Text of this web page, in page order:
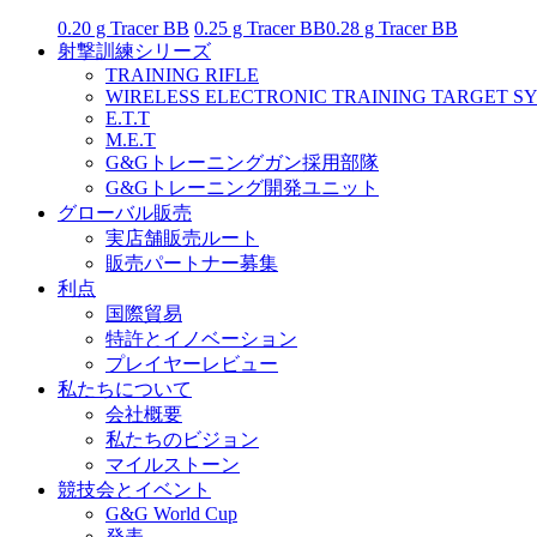
0.20 g Tracer BB 0.25 g Tracer BB0.28 g Tracer BB
射撃訓練シリーズ
TRAINING RIFLE
WIRELESS ELECTRONIC TRAINING TARGET
E.T.T
M.E.T
G&Gトレーニングガン採用部隊
G&Gトレーニング開発ユニット
グローバル販売
実店舗販売ルート
販売パートナー募集
利点
国際貿易
特許とイノベーション
プレイヤーレビュー
私たちについて
会社概要
私たちのビジョン
マイルストーン
競技会とイベント
G&G World Cup